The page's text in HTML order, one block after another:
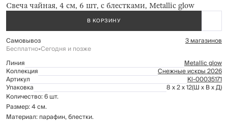
Свеча чайная, 4 см, 6 шт, с блестками, Metallic glow
В КОРЗИНУ
Самовывоз 3 магазинов
Бесплатно•Сегодня и позже
Линия
Metallic glow
Коллекция Снежные искры 2026
Артикул Kl-00035171
Упаковка 8 x 2 x 12(Ш x В x Д)
Количество: 6 шт.
Размер: 4 см.
Материал: парафин, блестки.